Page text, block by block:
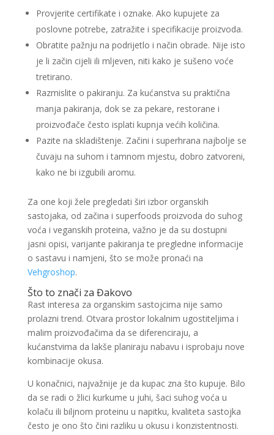
Provjerite certifikate i oznake. Ako kupujete za
poslovne potrebe, zatražite i specifikacije proizvoda.
Obratite pažnju na podrijetlo i način obrade. Nije isto
je li začin cijeli ili mljeven, niti kako je sušeno voće
tretirano.
Razmislite o pakiranju. Za kućanstva su praktična
manja pakiranja, dok se za pekare, restorane i
proizvođače često isplati kupnja većih količina.
Pazite na skladištenje. Začini i superhrana najbolje se
čuvaju na suhom i tamnom mjestu, dobro zatvoreni,
kako ne bi izgubili aromu.
Za one koji žele pregledati širi izbor organskih
sastojaka, od začina i superfoods proizvoda do suhog
voća i veganskih proteina, važno je da su dostupni
jasni opisi, varijante pakiranja te pregledne informacije
o sastavu i namjeni, što se može pronaći na
Vehgroshop.
Što to znači za Đakovo
Rast interesa za organskim sastojcima nije samo
prolazni trend. Otvara prostor lokalnim ugostiteljima i
malim proizvođačima da se diferenciraju, a
kućanstvima da lakše planiraju nabavu i isprobaju nove
kombinacije okusa.
U konačnici, najvažnije je da kupac zna što kupuje. Bilo
da se radi o žlici kurkume u juhi, šaci suhog voća u
kolaču ili biljnom proteinu u napitku, kvaliteta sastojka
često je ono što čini razliku u okusu i konzistentnosti.